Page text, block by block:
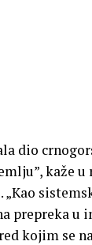
dio
kaže
„Kao
prepreka
kojim se